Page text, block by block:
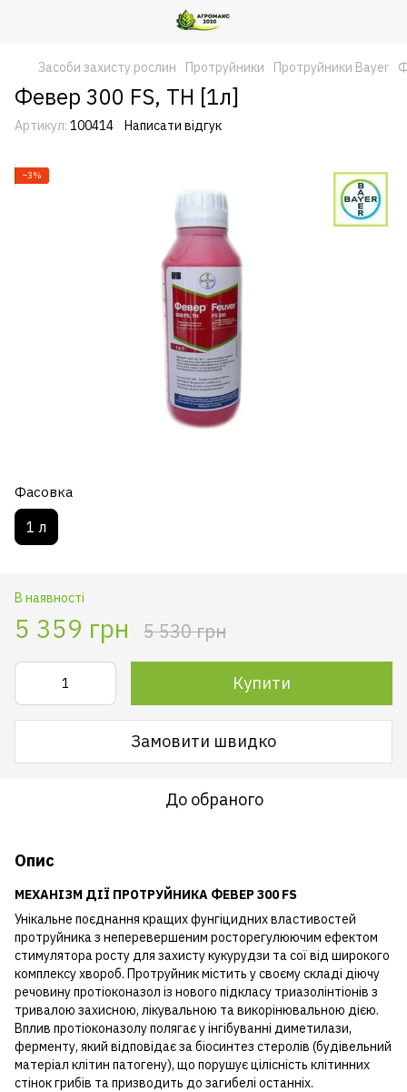
Засоби захисту рослин Протруйники Протруйники Bayer
Февер 300 FS, ТН [1л]
Артикул: 100414 Написати відгук
−3%
Фасовка
1 л
В наявності
5 359 грн 5 530 грн
Купити
Замовити швидко
До обраного
Опис
МЕХАНІЗМ ДІЇ ПРОТРУЙНИКА ФЕВЕР 300 FS
Унікальне поєднання кращих фунгіцидних властивостей
протруйника з неперевершеним росторегулюючим ефектом
стимулятора росту для захисту кукурудзи та сої від широкого
комплексу хвороб. Протруйник містить у своєму складі діючу
речовину протіоконазол із нового підкласу триазолінтіонів з
тривалою захисною, лікувальною та викорінювальною дією.
Вплив протіоконазолу полягає у інгібуванні диметилази,
ферменту, який відповідає за біосинтез стеролів (будівельний
матеріал клітин патогену), що порушує цілісність клітинних
стінок грибів та призводить до загибелі останніх.